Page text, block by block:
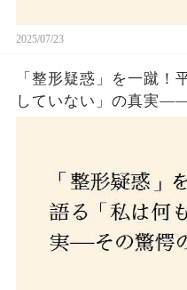
2025/07/23
「整形疑惑」を一蹴！
していない」の真実